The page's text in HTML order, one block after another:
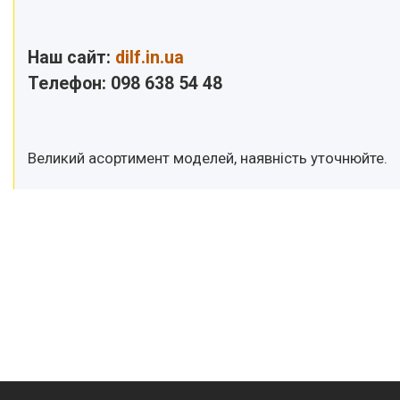
Наш сайт: dilf.in.ua
Телефон: 098 638 54 48
Великий асортимент моделей, наявність уточнюйте.